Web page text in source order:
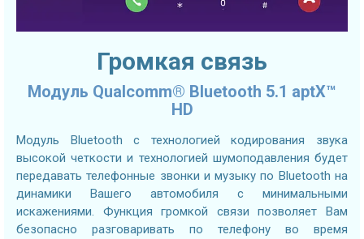
Громкая связь
Модуль Qualcomm® Bluetooth 5.1 aptX™
HD
Модуль Bluetooth с технологией кодирования звука
высокой четкости и технологией шумоподавления будет
передавать телефонные звонки и музыку по Bluetooth на
динамики Вашего автомобиля с минимальными
искажениями. Функция громкой связи позволяет Вам
безопасно разговаривать по телефону во время